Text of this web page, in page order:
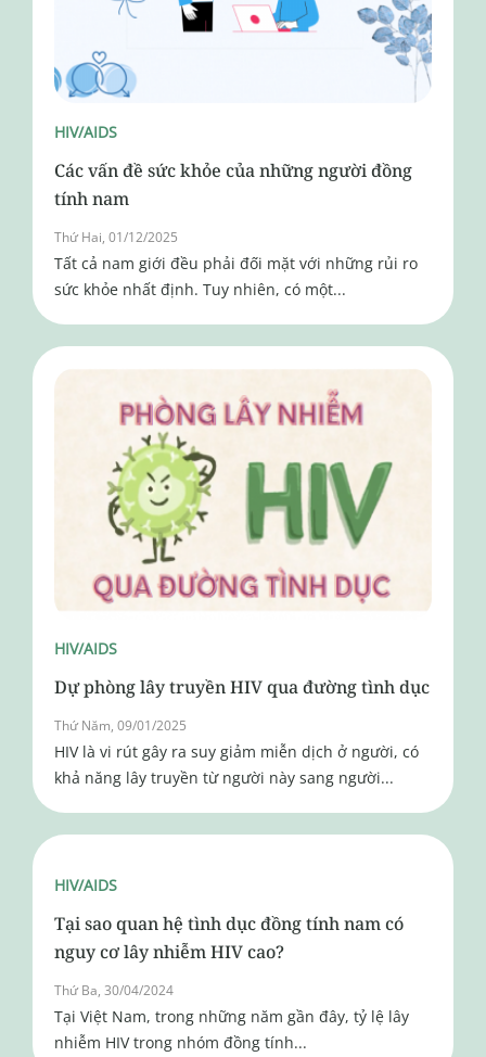
HIV/AIDS
Các vấn đề sức khỏe của những người đồng
tính nam
Thứ Hai, 01/12/2025
Tất cả nam giới đều phải đối mặt với những rủi ro
sức khỏe nhất định. Tuy nhiên, có một...
HIV/AIDS
Dự phòng lây truyền HIV qua đường tình dục
Thứ Năm, 09/01/2025
HIV là vi rút gây ra suy giảm miễn dịch ở người, có
khả năng lây truyền từ người này sang người...
HIV/AIDS
Tại sao quan hệ tình dục đồng tính nam có
nguy cơ lây nhiễm HIV cao?
Thứ Ba, 30/04/2024
Tại Việt Nam, trong những năm gần đây, tỷ lệ lây
nhiễm HIV trong nhóm đồng tính...